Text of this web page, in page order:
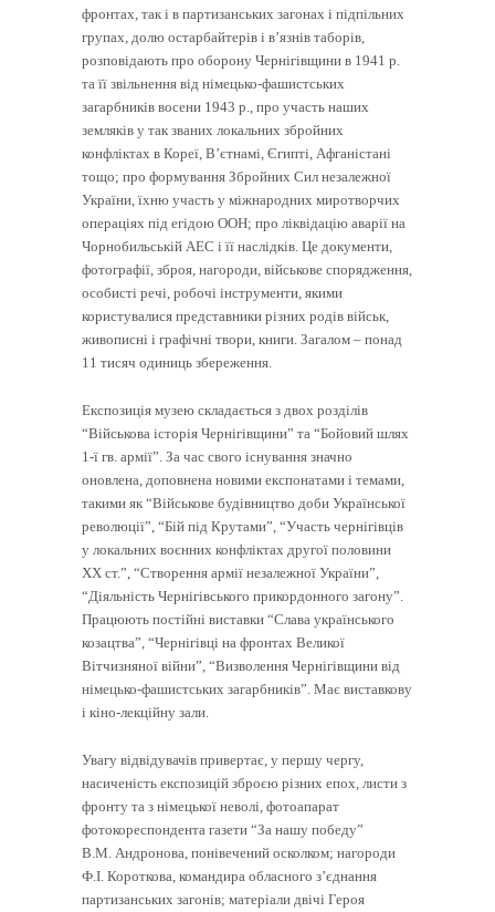
фронтах, так і в партизанських загонах і підпільних
групах, долю остарбайтерів і в’язнів таборів,
розповідають про оборону Чернігівщини в 1941 р.
та її звільнення від німецько-фашистських
загарбників восени 1943 р., про участь наших
земляків у так званих локальних збройних
конфліктах в Кореї, В’єтнамі, Єгипті, Афганістані
тощо; про формування Збройних Сил незалежної
України, їхню участь у міжнародних миротворчих
операціях під егідою ООН; про ліквідацію аварії на
Чорнобильській АЕС і її наслідків. Це документи,
фотографії, зброя, нагороди, військове спорядження,
особисті речі, робочі інструменти, якими
користувалися представники різних родів військ,
живописні і графічні твори, книги. Загалом – понад
11 тисяч одиниць збереження.
Експозиція музею складається з двох розділів
“Військова історія Чернігівщини” та “Бойовий шлях
1-ї гв. армії”. За час свого існування значно
оновлена, доповнена новими експонатами і темами,
такими як “Військове будівництво доби Української
революції”, “Бій під Крутами”, “Участь чернігівців
у локальних воєнних конфліктах другої половини
ХХ ст.”, “Створення армії незалежної України”,
“Діяльність Чернігівського прикордонного загону”.
Працюють постійні виставки “Слава українського
козацтва”, “Чернігівці на фронтах Великої
Вітчизняної війни”, “Визволення Чернігівщини від
німецько-фашистських загарбників”. Має виставкову
і кіно-лекційну зали.
Увагу відвідувачів привертає, у першу чергу,
насиченість експозицій зброєю різних епох, листи з
фронту та з німецької неволі, фотоапарат
фотокореспондента газети “За нашу победу”
В.М. Андронова, понівечений осколком; нагороди
Ф.І. Короткова, командира обласного з’єднання
партизанських загонів; матеріали двічі Героя